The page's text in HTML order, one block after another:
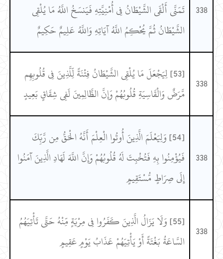
338
تَمَنَّى أَلْقَى الشَّيْطَانُ فِي أُمْنِيَّتِهِ فَيَنسَخُ اللَّهُ مَا يُلْقِي
الشَّيْطَانُ ثُمَّ يُحْكِمُ اللَّهُ آيَاتِهِ وَاللَّهُ عَلِيمٌ حَكِيمٌ
338
[53] لِيَجْعَلَ مَا يُلْقِي الشَّيْطَانُ فِتْنَةً لِّلَّذِينَ فِي قُلُوبِهِم
مَّرَضٌ وَالْقَاسِيَةِ قُلُوبُهُمْ وَإِنَّ الظَّالِمِينَ لَفِي شِقَاقٍ بَعِيدٍ
338
[54] وَلِيَعْلَمَ الَّذِينَ أُوتُوا الْعِلْمَ أَنَّهُ الْحَقُّ مِن رَّبِّكَ
فَيُؤْمِنُوا بِهِ فَتُخْبِتَ لَهُ قُلُوبُهُمْ وَإِنَّ اللَّهَ لَهَادِ الَّذِينَ آمَنُوا
إِلَى صِرَاطٍ مُّسْتَقِيمٍ
338
[55] وَلَا يَزَالُ الَّذِينَ كَفَرُوا فِي مِرْيَةٍ مِّنْهُ حَتَّى تَأْتِيَهُمُ
السَّاعَةُ بَغْتَةً أَوْ يَأْتِيَهُمْ عَذَابُ يَوْمٍ عَقِيمٍ